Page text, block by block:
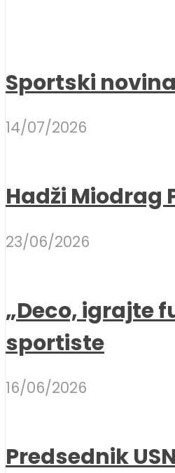
Sportski
14/07/2026
Hadži Miodrag
23/06/2026
„Deco, igrajte
sportiste
16/06/2026
Predsednik